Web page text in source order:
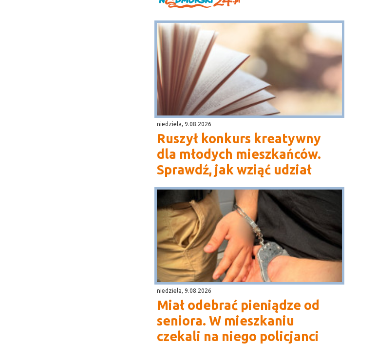
niedziela, 9.08.2026
Ruszył konkurs kreatywny
dla młodych mieszkańców.
Sprawdź, jak wziąć udział
niedziela, 9.08.2026
Miał odebrać pieniądze od
seniora. W mieszkaniu
czekali na niego policjanci